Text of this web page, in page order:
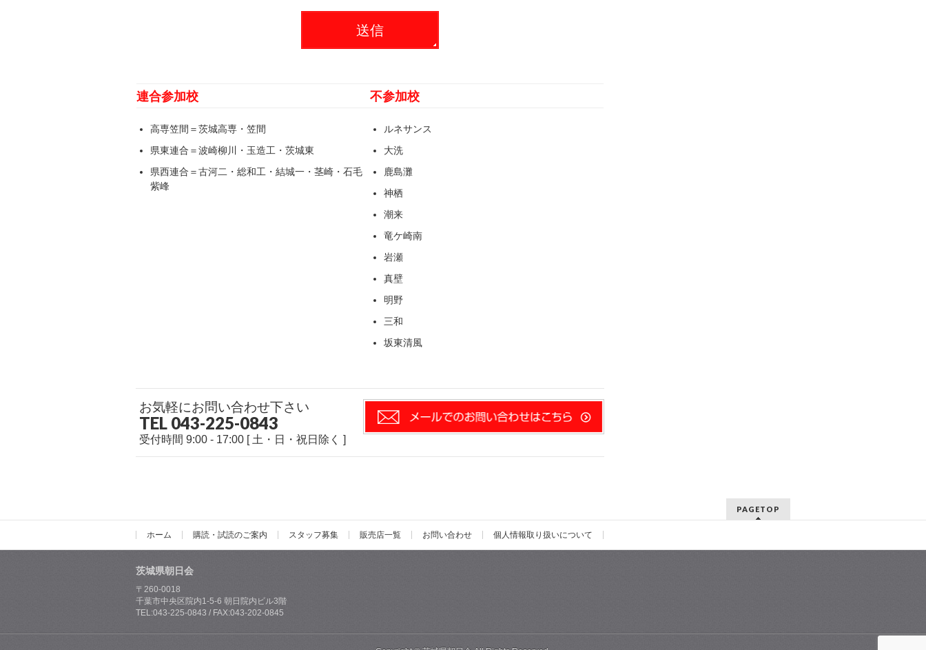
連合参加校
高専笠間＝茨城高専・笠間
県東連合＝波崎柳川・玉造工・茨城東
県西連合＝古河二・総和工・結城一・茎崎・石毛
紫峰
不参加校
ルネサンス
大洗
鹿島灘
神栖
潮来
竜ケ崎南
岩瀬
真壁
明野
三和
坂東清風
お気軽にお問い合わせ下さい
TEL 043-225-0843
受付時間 9:00 - 17:00 [ 土・日・祝日除く ]
PAGETOP
ホーム 購読・試読のご案内 スタッフ募集 販売店一覧 お問い合わせ 個人情報取り扱いについて
茨城県朝日会
〒260-0018
千葉市中央区院内1-5-6 朝日院内ビル3階
TEL:043-225-0843 / FAX:043-202-0845